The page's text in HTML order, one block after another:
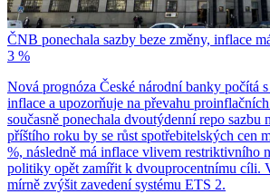
ČNB ponechala sazby beze změny, inflace
3 %
Nová prognóza České národní banky počítá
inflace a upozorňuje na převahu
současně ponechala dvoutýdenní repo sazbu
příštího roku by se růst spotřebitelských cen
%, následně má inflace vlivem restriktivního
politiky opět zamířit k dvouprocentnímu cíli.
mírně zvýšit zavedení systému ETS 2.